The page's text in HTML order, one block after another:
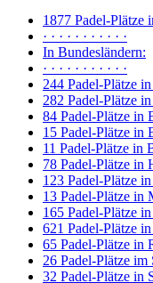
1877 Padel-Plätze
· · · · · · · · · · ·
In Bundesländern:
· · · · · · · · · · ·
244 Padel-Plätze
282 Padel-Plätze
84 Padel-Plätze in
15 Padel-Plätze in
11 Padel-Plätze in
78 Padel-Plätze in
123 Padel-Plätze
13 Padel-Plätze in
165 Padel-Plätze
621 Padel-Plätze
65 Padel-Plätze in
26 Padel-Plätze im
32 Padel-Plätze in